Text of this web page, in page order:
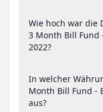
Wie hoch war die
3 Month Bill Fund
2022?
In welcher
Month Bill Fund -
aus?